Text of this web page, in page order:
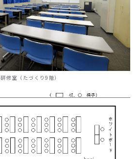
研修室（たづくり9階）